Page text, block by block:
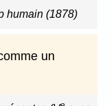
humain (1878)
un